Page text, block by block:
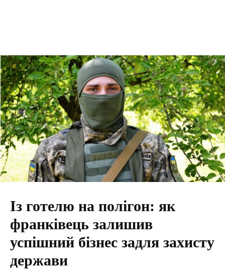
Із готелю на полігон: як
франківець залишив
успішний бізнес задля захисту
держави